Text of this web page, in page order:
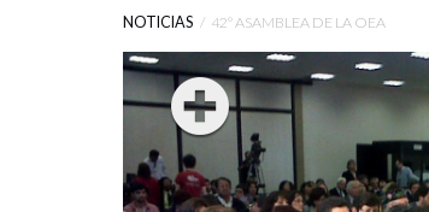
NOTICIAS 42° ASAMBLEA DE LA OEA